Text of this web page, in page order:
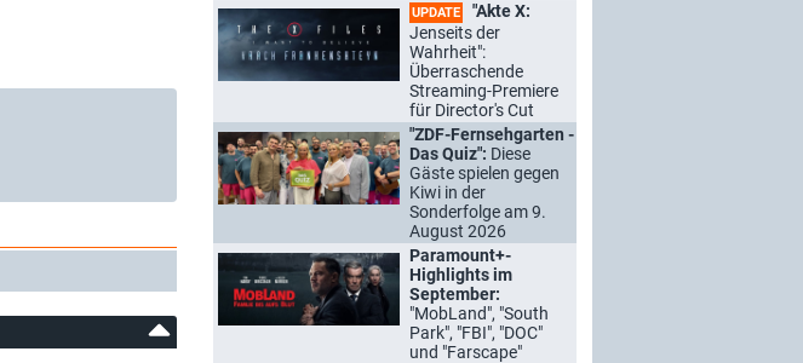
UPDATE
"Akte X:
Jenseits der
Wahrheit":
Überraschende
Streaming-Premiere
für Director's Cut
"ZDF-Fernsehgarten -
Das Quiz": Diese
Gäste spielen gegen
Kiwi in der
Sonderfolge am 9.
August 2026
Paramount+-
Highlights im
September:
"MobLand", "South
Park", "FBI", "DOC"
und "Farscape"